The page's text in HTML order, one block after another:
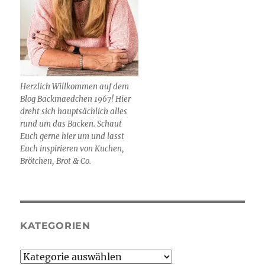
Herzlich Willkommen auf dem
Blog Backmaedchen 1967! Hier
dreht sich hauptsächlich alles
rund um das Backen. Schaut
Euch gerne hier um und lasst
Euch inspirieren von Kuchen,
Brötchen, Brot & Co.
KATEGORIEN
Kategorien